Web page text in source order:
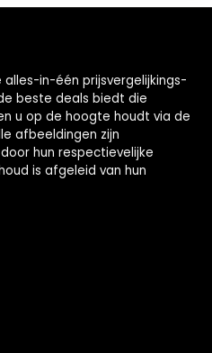
in-één prijsvergelijkings-
beste deals biedt die
u op de hoogte houdt via de
afbeeldingen zijn
hun respectievelijke
is afgeleid van hun